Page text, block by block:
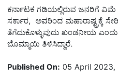
ಕರ್ನಾಟಕ ಗಡಿಯಲ್ಲಿರುವ ಜನರಿಗೆ ವಿಮೆ
ಸರ್ಕಾರ, ಅವರಿಂದ ಮಹಾರಾಷ್ಟ್ರಕ್ಕೆ
ತೆಗೆದುಕೊಳ್ಳುವುದು ಖಂಡನೀಯ
ಬೊಮ್ಮಾಯಿ ತಿಳಿಸಿದ್ದಾರೆ.
Published On: 05 April 2023,